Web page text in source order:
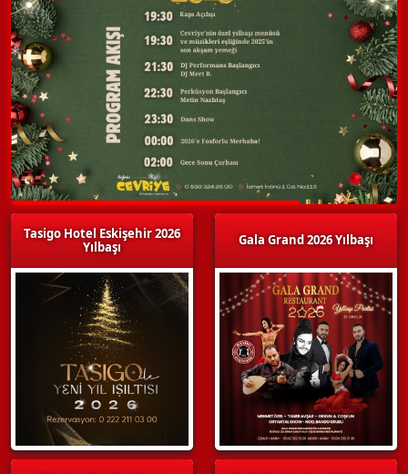
Tasigo Hotel Eskişehir 2026
Yılbaşı
Gala Grand 2026 Yılbaşı